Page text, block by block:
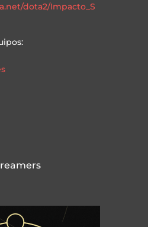
dota2/Impacto_S